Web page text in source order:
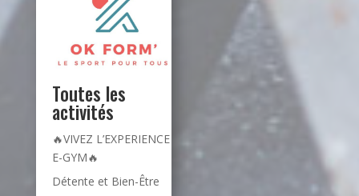
Toutes les
activités
🔥VIVEZ L’EXPERIENCE
E-GYM🔥
Détente et Bien-Être